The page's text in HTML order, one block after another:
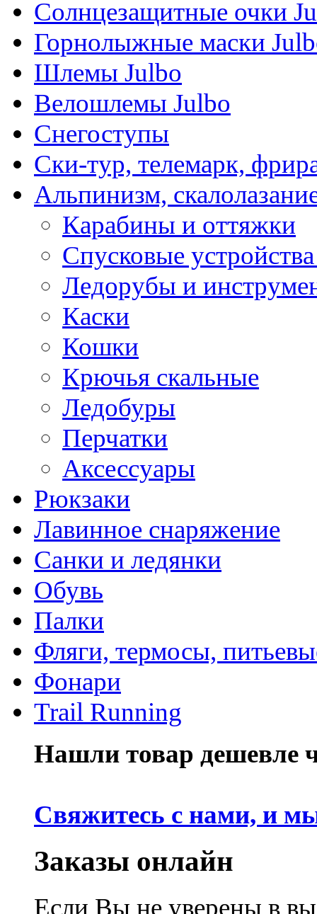
Солнцезащитные очки
Горнолыжные маски
Шлемы Julbo
Велошлемы Julbo
Снегоступы
Ски-тур, телемарк,
Альпинизм,
Карабины и оттяжки
Спусковые
Ледорубы и
Каски
Кошки
Крючья скальные
Ледобуры
Перчатки
Аксессуары
Рюкзаки
Лавинное снаряжение
Санки и ледянки
Обувь
Палки
Фляги, термосы,
Фонари
Trail Running
Нашли товар дешевле
Свяжитесь с нами, и
Заказы онлайн
Если Вы не уверены в